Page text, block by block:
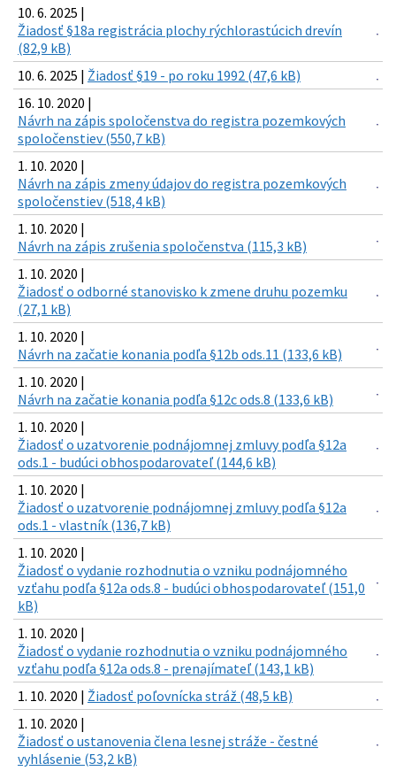
10. 6. 2025 |
Žiadosť §18a registrácia plochy rýchlorastúcich drevín
(82,9 kB)
10. 6. 2025 | Žiadosť §19 - po roku 1992 (47,6 kB)
16. 10. 2020 |
Návrh na zápis spoločenstva do registra pozemkových
spoločenstiev (550,7 kB)
1. 10. 2020 |
Návrh na zápis zmeny údajov do registra pozemkových
spoločenstiev (518,4 kB)
1. 10. 2020 |
Návrh na zápis zrušenia spoločenstva (115,3 kB)
1. 10. 2020 |
Žiadosť o odborné stanovisko k zmene druhu pozemku
(27,1 kB)
1. 10. 2020 |
Návrh na začatie konania podľa §12b ods.11 (133,6 kB)
1. 10. 2020 |
Návrh na začatie konania podľa §12c ods.8 (133,6 kB)
1. 10. 2020 |
Žiadosť o uzatvorenie podnájomnej zmluvy podľa §12a
ods.1 - budúci obhospodarovateľ (144,6 kB)
1. 10. 2020 |
Žiadosť o uzatvorenie podnájomnej zmluvy podľa §12a
ods.1 - vlastník (136,7 kB)
1. 10. 2020 |
Žiadosť o vydanie rozhodnutia o vzniku podnájomného
vzťahu podľa §12a ods.8 - budúci obhospodarovateľ (151,0
kB)
1. 10. 2020 |
Žiadosť o vydanie rozhodnutia o vzniku podnájomného
vzťahu podľa §12a ods.8 - prenajímateľ (143,1 kB)
1. 10. 2020 | Žiadosť poľovnícka stráž (48,5 kB)
1. 10. 2020 |
Žiadosť o ustanovenia člena lesnej stráže - čestné
vyhlásenie (53,2 kB)